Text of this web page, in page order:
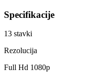
Specifikacije
13 stavki
Rezolucija
Full Hd 1080p